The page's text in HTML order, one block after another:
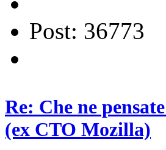
Post: 36773
Re: Che ne
(ex CTO Mozilla)